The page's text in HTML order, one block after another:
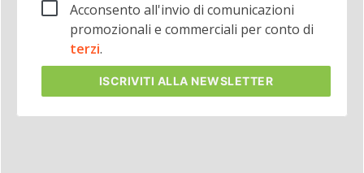
Acconsento all'invio di comunicazioni
promozionali e commerciali per conto di
terzi.
ISCRIVITI ALLA NEWSLETTER